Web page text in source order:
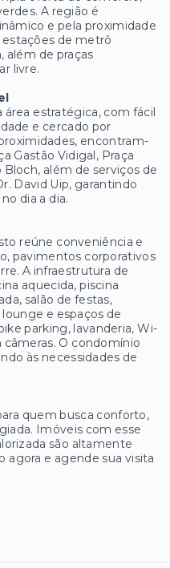
A região é
e pela proximidade
de metrô
além de praças
livre.
estratégica, com fácil
e cercado por
encontram-
Gastão Vidigal, Praça
além de serviços de
David Uip, garantindo
dia a dia.
reúne conveniência e
pavimentos corporativos
A infraestrutura de
aquecida, piscina
salão de festas,
e espaços de
parking, lavanderia, Wi-
O condomínio
às necessidades de
quem busca conforto,
Imóveis com esse
são altamente
e agende sua visita